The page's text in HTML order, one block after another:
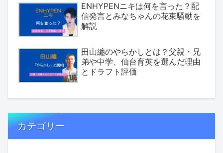
ENHYPENニキは何を言った？配
信発言とみなちゃんの花束騒動を
解説
田山纏のやらかしとは？父親・兄
弟や中学、仙台育英を選んだ理由
とドラフト評価
カテゴリー